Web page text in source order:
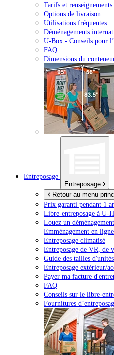
Tarifs et renseignements
Options de livraison
Utilisations fréquentes
Déménagements
U-Box - Conseils pour
FAQ
Dimensions du
Entreposage
Entreposage
Retour au menu
Prix garanti pendant 1 an
Libre-entreposage à U-
Louez un
Emménagement en
Entreposage climatisé
Entreposage de VR, de
Guide des tailles
Entreposage extérieur/
Payer ma facture
FAQ
Conseils sur le libre-
Fournitures